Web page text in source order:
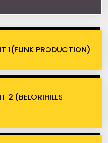
1(FUNK PRODUCTION)
2 (BELORIHILLS